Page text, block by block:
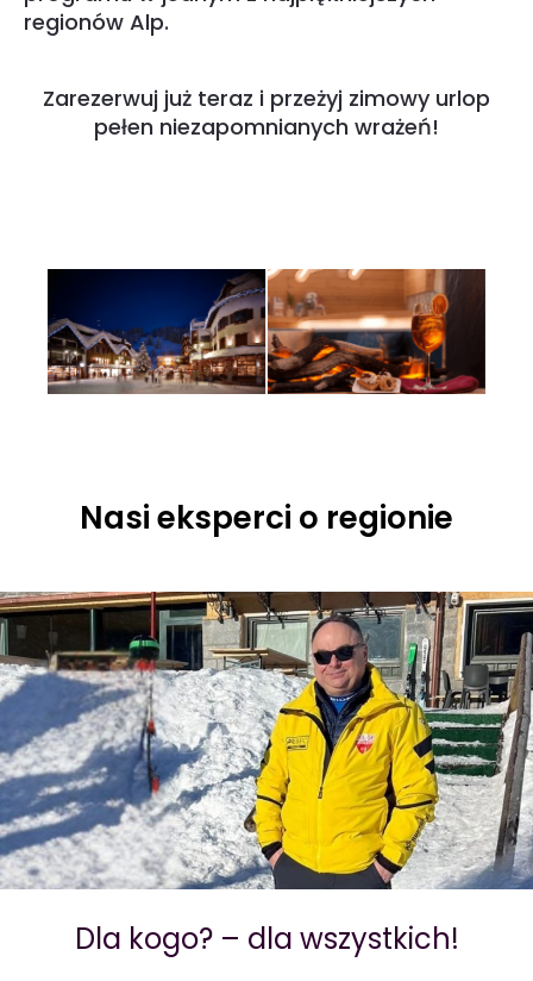
regionów Alp.
Zarezerwuj już teraz i przeżyj zimowy urlop
pełen niezapomnianych wrażeń!
Nasi eksperci o regionie
Dla kogo? – dla wszystkich!